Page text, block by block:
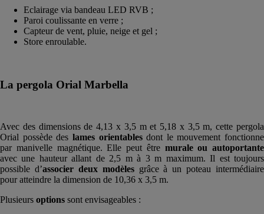
Eclairage via bandeau LED RVB ;
Paroi coulissante en verre ;
Capteur de vent, pluie, neige et gel ;
Store enroulable.
La pergola Orial Marbella
Avec des dimensions de 4,13 x 3,5 m et 5,18 x 3,5 m, cette pergola
Orial possède des lames orientablesdont le mouvement fonctionne
par manivelle magnétique. Elle peut être murale ou autoportante
avec une hauteur allant de 2,5 m à 3 m maximum. Il est toujours
possible d’associer deux modèlesgrâce à un poteau intermédiaire
pour atteindre la dimension de 10,36 x 3,5 m.
Plusieurs options sont envisageables :